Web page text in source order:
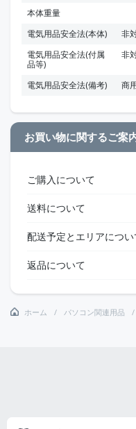
本体重量
電気用品安全法(本体)
非
電気用品安全法(付属
品等)
非
電気用品安全法(備考) 商
お買い物に関するご案
ご購入について
送料について
配送予定とエリアについ
返品について
ホーム パソコン関連用品